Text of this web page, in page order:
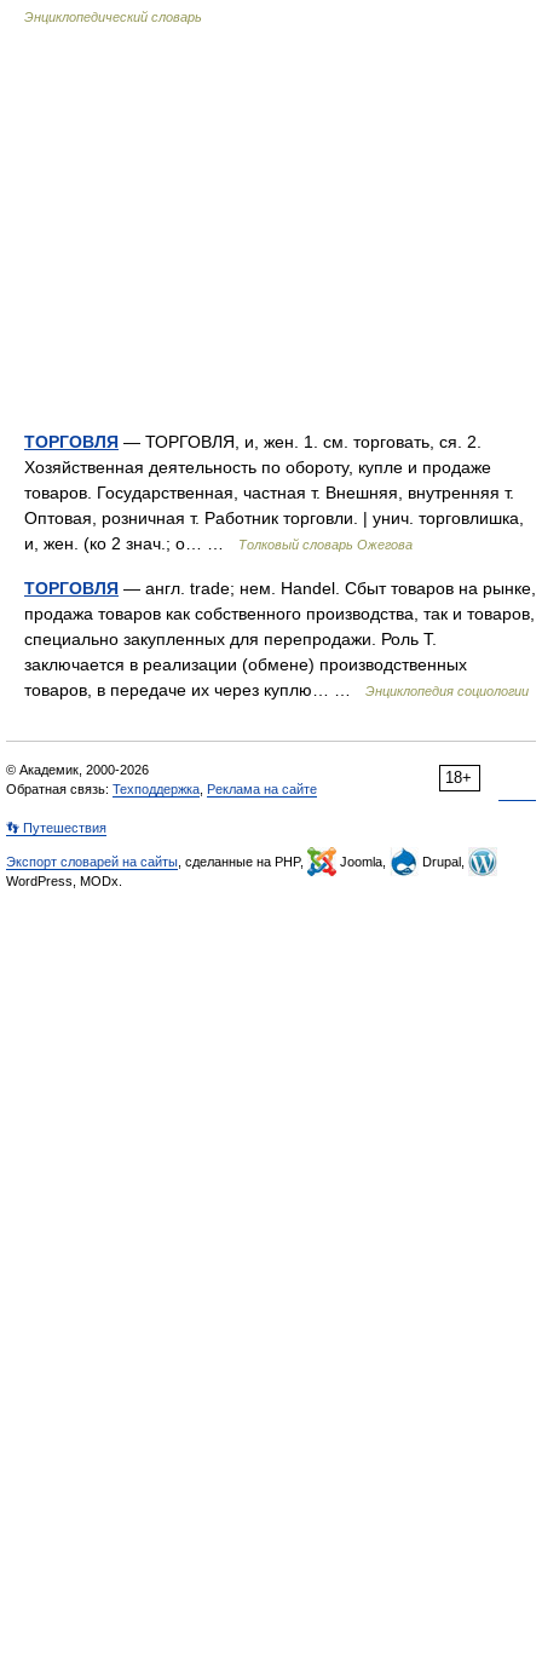
Энциклопедический словарь
ТОРГОВЛЯ — ТОРГОВЛЯ, и, жен. 1. см. торговать, ся. 2.
Хозяйственная деятельность по обороту, купле и продаже
товаров. Государственная, частная т. Внешняя, внутренняя т.
Оптовая, розничная т. Работник торговли. | унич. торговлишка,
и, жен. (ко 2 знач.; о… …
Толковый словарь Ожегова
ТОРГОВЛЯ — англ. trade; нем. Handel. Сбыт товаров на рынке,
продажа товаров как собственного производства, так и товаров,
специально закупленных для перепродажи. Роль Т.
заключается в реализации (обмене) производственных
товаров, в передаче их через куплю… …
Энциклопедия социологии
18+
© Академик, 2000-2026
Обратная связь: Техподдержка Реклама на сайте
👣 Путешествия
Экспорт словарей на сайты , сделанные на PHP, Joomla,
Drupal,
WordPress, MODx.